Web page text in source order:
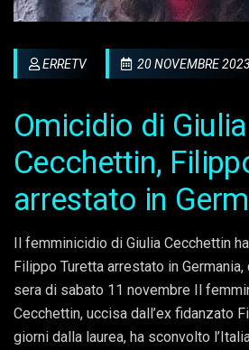
ERRETV 20 NOVEMBRE 2023
Omicidio di Giulia
Cecchettin,
arrestato in
Il femminicidio di Giulia Cecchettin
Filippo Turetta arrestato in
sera di sabato 11 novembre Il
Cecchettin, uccisa dall’ex fidanzato
giorni dalla laurea, ha sconvolto